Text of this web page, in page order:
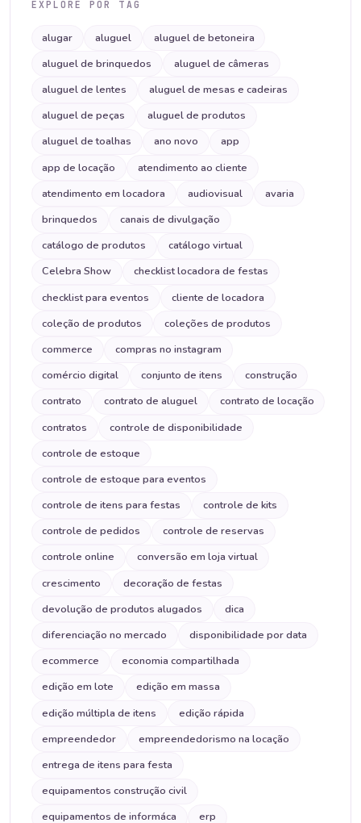
EXPLORE POR TAG
alugar aluguel
aluguel de betoneira
aluguel de brinquedos
aluguel de câmeras
aluguel de lentes
aluguel de mesas e cadeiras
aluguel de peças
aluguel de produtos
aluguel de toalhas
ano novo
app
app de locação
atendimento ao cliente
atendimento em locadora
audiovisual
avaria
brinquedos
canais de divulgação
catálogo de produtos
catálogo virtual
Celebra Show
checklist locadora de festas
checklist para eventos
cliente de locadora
coleção de produtos
coleções de produtos
commerce
compras no instagram
comércio digital
conjunto de itens
construção
contrato
contrato de aluguel
contrato de locação
contratos
controle de disponibilidade
controle de estoque
controle de estoque para eventos
controle de itens para festas
controle de kits
controle de pedidos
controle de reservas
controle online
conversão em loja virtual
crescimento
decoração de festas
devolução de produtos alugados
dica
diferenciação no mercado
disponibilidade por data
ecommerce
economia compartilhada
edição em lote
edição em massa
edição múltipla de itens
edição rápida
empreendedor
empreendedorismo na locação
entrega de itens para festa
equipamentos construção civil
equipamentos de informáca
erp